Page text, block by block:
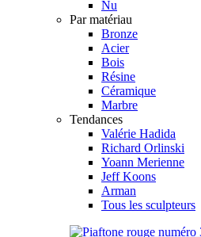
Nu
Par matériau
Bronze
Acier
Bois
Résine
Céramique
Marbre
Tendances
Valérie Hadida
Richard Orlinski
Yoann Merienne
Jeff Koons
Arman
Tous les sculpteurs